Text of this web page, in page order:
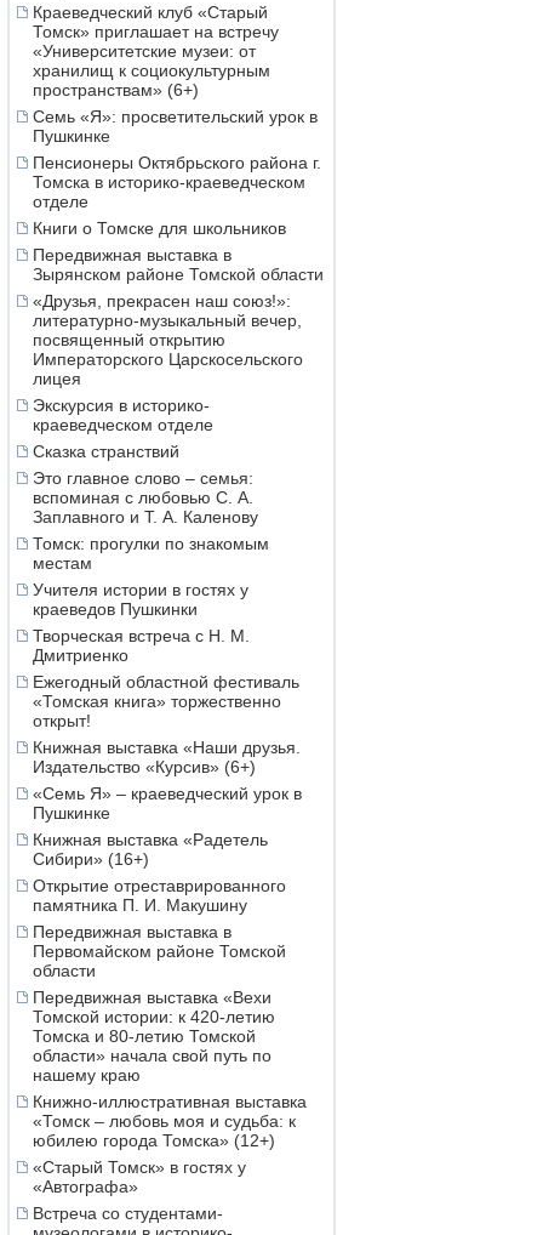
Краеведческий клуб «Старый
Томск» приглашает на встречу
«Университетские музеи: от
хранилищ к социокультурным
пространствам» (6+)
Семь «Я»: просветительский урок в
Пушкинке
Пенсионеры Октябрьского района г.
Томска в историко-краеведческом
отделе
Книги о Томске для школьников
Передвижная выставка в
Зырянском районе Томской области
«Друзья, прекрасен наш союз!»:
литературно-музыкальный вечер,
посвященный открытию
Императорского Царскосельского
лицея
Экскурсия в историко-
краеведческом отделе
Сказка странствий
Это главное слово – семья:
вспоминая с любовью С. А.
Заплавного и Т. А. Каленову
Томск: прогулки по знакомым
местам
Учителя истории в гостях у
краеведов Пушкинки
Творческая встреча с Н. М.
Дмитриенко
Ежегодный областной фестиваль
«Томская книга» торжественно
открыт!
Книжная выставка «Наши друзья.
Издательство «Курсив» (6+)
«Семь Я» – краеведческий урок в
Пушкинке
Книжная выставка «Радетель
Сибири» (16+)
Открытие отреставрированного
памятника П. И. Макушину
Передвижная выставка в
Первомайском районе Томской
области
Передвижная выставка «Вехи
Томской истории: к 420-летию
Томска и 80-летию Томской
области» начала свой путь по
нашему краю
Книжно-иллюстративная выставка
«Томск – любовь моя и судьба: к
юбилею города Томска» (12+)
«Старый Томск» в гостях у
«Автографа»
Встреча со студентами-